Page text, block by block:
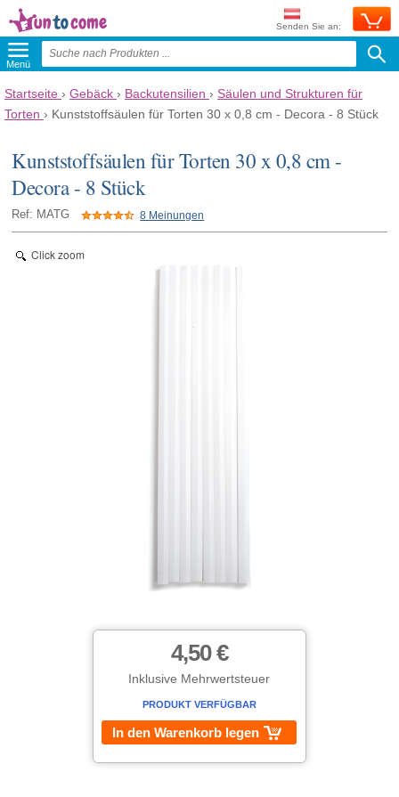
Senden Sie an:
Menü
Startseite › Gebäck › Backutensilien › Säulen und Strukturen für
Torten › Kunststoffsäulen für Torten 30 x 0,8 cm - Decora - 8 Stück
Kunststoffsäulen für Torten 30 x 0,8 cm -
Decora - 8 Stück
Ref: MATG 8 Meinungen
Click zoom
4,50 €
Inklusive Mehrwertsteuer
PRODUKT VERFÜGBAR
In den Warenkorb legen